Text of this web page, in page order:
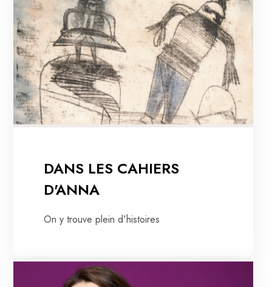
DANS LES CAHIERS
D'ANNA
On y trouve plein d'histoires